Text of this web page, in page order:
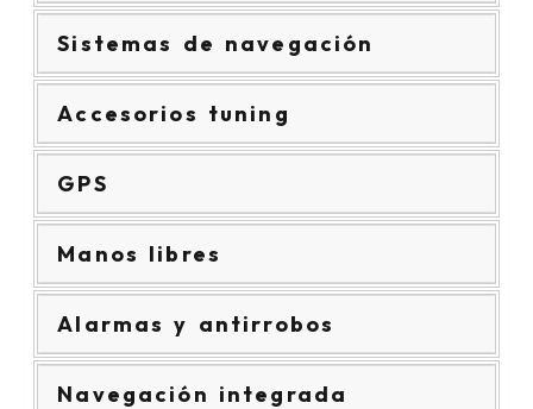
Sistemas de navegación
Accesorios tuning
GPS
Manos libres
Alarmas y antirrobos
Navegación integrada